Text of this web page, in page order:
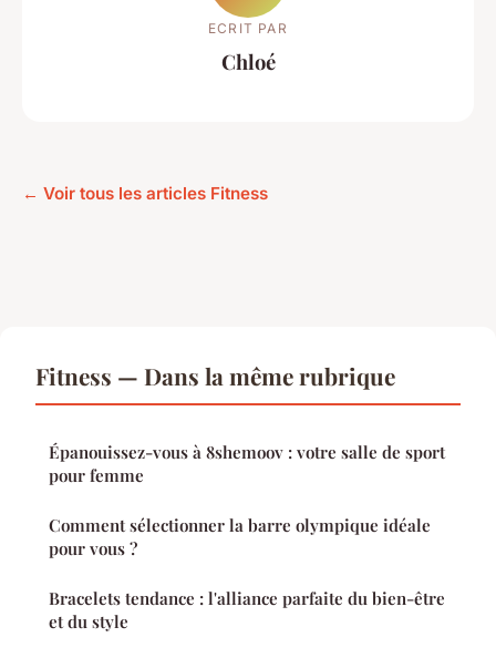
ECRIT PAR
Chloé
← Voir tous les articles Fitness
Fitness — Dans la même rubrique
Épanouissez-vous à 8shemoov : votre salle de sport
pour femme
Comment sélectionner la barre olympique idéale
pour vous ?
Bracelets tendance : l'alliance parfaite du bien-être
et du style